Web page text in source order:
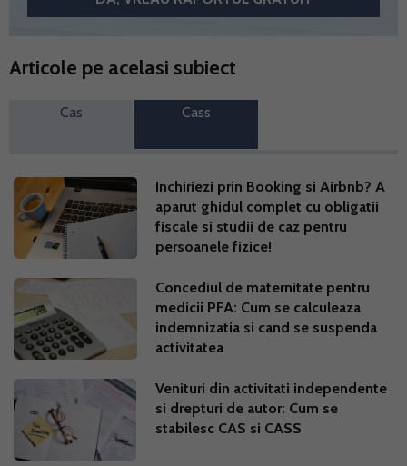
Articole pe acelasi subiect
Cas Cass
Inchiriezi prin Booking si Airbnb? A
aparut ghidul complet cu obligatii
fiscale si studii de caz pentru
persoanele fizice!
Concediul de maternitate pentru
medicii PFA: Cum se calculeaza
indemnizatia si cand se suspenda
activitatea
Venituri din activitati independente
si drepturi de autor: Cum se
stabilesc CAS si CASS